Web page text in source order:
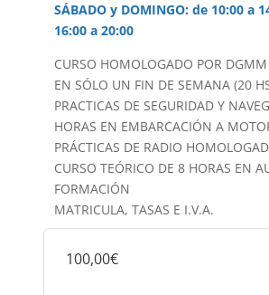
SÁBADO y DOMINGO: de 10:00 a
16:00 a 20:00
CURSO HOMOLOGADO POR DGMM
EN SÓLO UN FIN DE SEMANA (20
PRACTICAS DE SEGURIDAD Y
HORAS EN EMBARCACIÓN A
PRÁCTICAS DE RADIO
CURSO TEÓRICO DE 8 HORAS EN
FORMACIÓN
MATRICULA, TASAS E I.V.A.
100,00€